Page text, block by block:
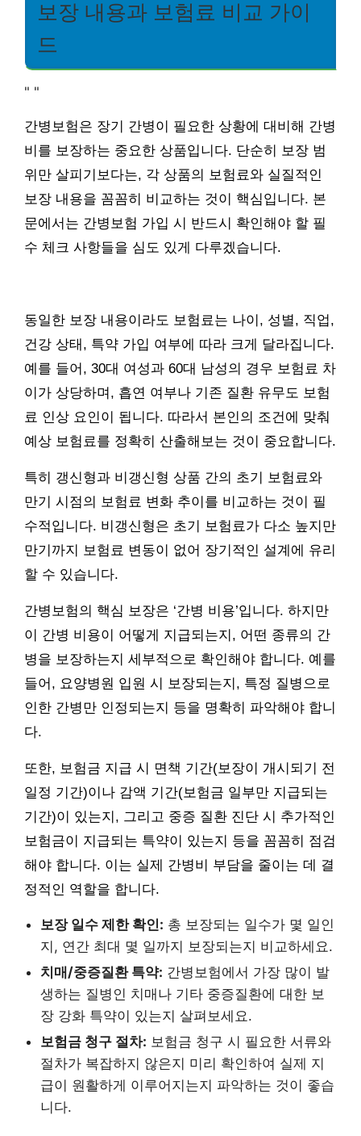
보장 내용과 보험료 비교 가이
드
" "
간병보험은 장기 간병이 필요한 상황에 대비해 간병
비를 보장하는 중요한 상품입니다. 단순히 보장 범
위만 살피기보다는, 각 상품의 보험료와 실질적인
보장 내용을 꼼꼼히 비교하는 것이 핵심입니다. 본
문에서는 간병보험 가입 시 반드시 확인해야 할 필
수 체크 사항들을 심도 있게 다루겠습니다.
동일한 보장 내용이라도 보험료는 나이, 성별, 직업,
건강 상태, 특약 가입 여부에 따라 크게 달라집니다.
예를 들어, 30대 여성과 60대 남성의 경우 보험료 차
이가 상당하며, 흡연 여부나 기존 질환 유무도 보험
료 인상 요인이 됩니다. 따라서 본인의 조건에 맞춰
예상 보험료를 정확히 산출해보는 것이 중요합니다.
특히 갱신형과 비갱신형 상품 간의 초기 보험료와
만기 시점의 보험료 변화 추이를 비교하는 것이 필
수적입니다. 비갱신형은 초기 보험료가 다소 높지만
만기까지 보험료 변동이 없어 장기적인 설계에 유리
할 수 있습니다.
간병보험의 핵심 보장은 ‘간병 비용’입니다. 하지만
이 간병 비용이 어떻게 지급되는지, 어떤 종류의 간
병을 보장하는지 세부적으로 확인해야 합니다. 예를
들어, 요양병원 입원 시 보장되는지, 특정 질병으로
인한 간병만 인정되는지 등을 명확히 파악해야 합니
다.
또한, 보험금 지급 시 면책 기간(보장이 개시되기 전
일정 기간)이나 감액 기간(보험금 일부만 지급되는
기간)이 있는지, 그리고 중증 질환 진단 시 추가적인
보험금이 지급되는 특약이 있는지 등을 꼼꼼히 점검
해야 합니다. 이는 실제 간병비 부담을 줄이는 데 결
정적인 역할을 합니다.
보장 일수 제한 확인: 총 보장되는 일수가 몇 일인
지, 연간 최대 몇 일까지 보장되는지 비교하세요.
치매/중증질환 특약: 간병보험에서 가장 많이 발
생하는 질병인 치매나 기타 중증질환에 대한 보
장 강화 특약이 있는지 살펴보세요.
보험금 청구 절차: 보험금 청구 시 필요한 서류와
절차가 복잡하지 않은지 미리 확인하여 실제 지
급이 원활하게 이루어지는지 파악하는 것이 좋습
니다.